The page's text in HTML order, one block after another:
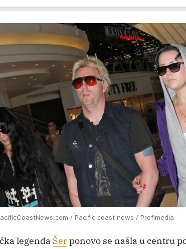
/ Pacific coast news / Profimedia
legenda Šerponovo se našla u centru